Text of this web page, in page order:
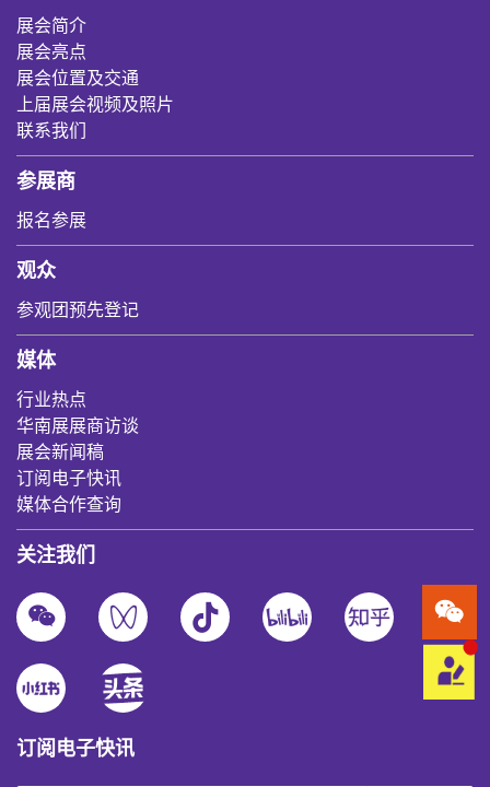
展会简介
展会亮点
展会位置及交通
上届展会视频及照片
联系我们
参展商
报名参展
观众
参观团预先登记
媒体
行业热点
华南展展商访谈
展会新闻稿
订阅电子快讯
媒体合作查询
关注我们
订阅电子快讯